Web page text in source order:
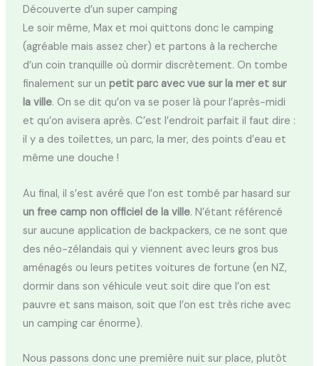
Découverte d’un super camping
Le soir même, Max et moi quittons donc le camping
(agréable mais assez cher) et partons à la recherche
d’un coin tranquille où dormir discrètement. On tombe
finalement sur un petit parc avec vue sur la mer et sur
la ville. On se dit qu’on va se poser là pour l’après-midi
et qu’on avisera après. C’est l’endroit parfait il faut dire :
il y a des toilettes, un parc, la mer, des points d’eau et
même une douche !
Au final, il s’est avéré que l’on est tombé par hasard sur
un free camp non officiel de la ville. N’étant référencé
sur aucune application de backpackers, ce ne sont que
des néo-zélandais qui y viennent avec leurs gros bus
aménagés ou leurs petites voitures de fortune (en NZ,
dormir dans son véhicule veut soit dire que l’on est
pauvre et sans maison, soit que l’on est très riche avec
un camping car énorme).
Nous passons donc une première nuit sur place, plutôt